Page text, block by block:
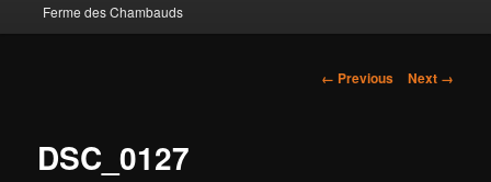
Ferme des Chambauds
Image
← Previous Next →
DSC_0127